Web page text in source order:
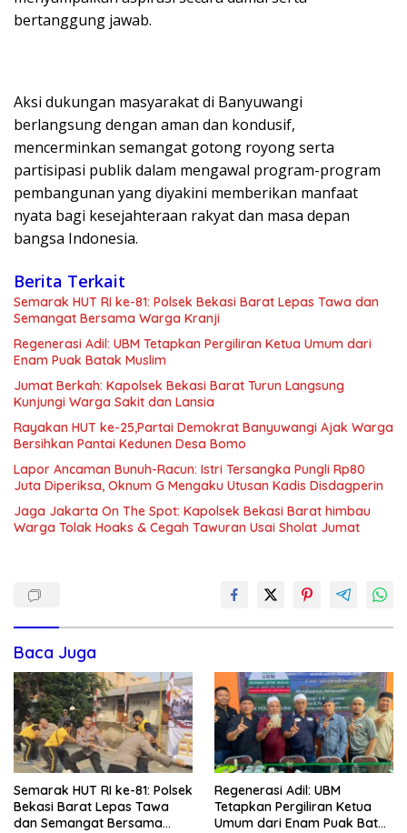
bertanggung jawab.
Aksi dukungan masyarakat di Banyuwangi
berlangsung dengan aman dan kondusif,
mencerminkan semangat gotong royong serta
partisipasi publik dalam mengawal program-program
pembangunan yang diyakini memberikan manfaat
nyata bagi kesejahteraan rakyat dan masa depan
bangsa Indonesia.
Berita Terkait
Semarak HUT RI ke-81: Polsek Bekasi Barat Lepas Tawa dan
Semangat Bersama Warga Kranji
Regenerasi Adil: UBM Tetapkan Pergiliran Ketua Umum dari
Enam Puak Batak Muslim
Jumat Berkah: Kapolsek Bekasi Barat Turun Langsung
Kunjungi Warga Sakit dan Lansia
Rayakan HUT ke-25,Partai Demokrat Banyuwangi Ajak Warga
Bersihkan Pantai Kedunen Desa Bomo
Lapor Ancaman Bunuh-Racun: Istri Tersangka Pungli Rp80
Juta Diperiksa, Oknum G Mengaku Utusan Kadis Disdagperin
Jaga Jakarta On The Spot: Kapolsek Bekasi Barat himbau
Warga Tolak Hoaks & Cegah Tawuran Usai Sholat Jumat
Baca Juga
Semarak HUT RI ke-81: Polsek
Bekasi Barat Lepas Tawa
dan Semangat Bersama
Regenerasi Adil: UBM
Tetapkan Pergiliran Ketua
Umum dari Enam Puak Batak